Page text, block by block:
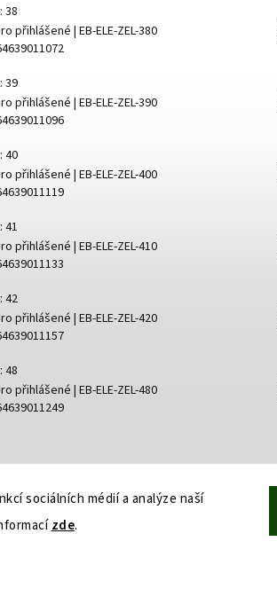
sociálních médií a analýze naší
zde.
38
přihlášené| EB-ELE-ZEL-380
39
přihlášené| EB-ELE-ZEL-390
40
přihlášené| EB-ELE-ZEL-400
41
přihlášené| EB-ELE-ZEL-410
42
přihlášené| EB-ELE-ZEL-420
48
přihlášené| EB-ELE-ZEL-480